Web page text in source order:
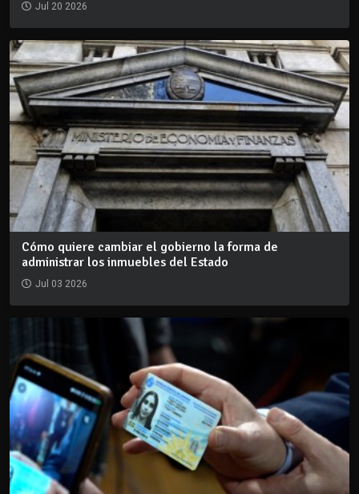
Jul 20 2026
Cómo quiere cambiar el gobierno la forma de
administrar los inmuebles del Estado
Jul 03 2026